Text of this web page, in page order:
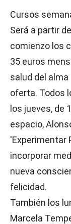
Cursos
Será a partir
comienzo los
35 euros
salud del
oferta. Todos
los jueves, de
espacio,
'Experimentar
incorporar
nueva
felicidad.
También los
Marcela